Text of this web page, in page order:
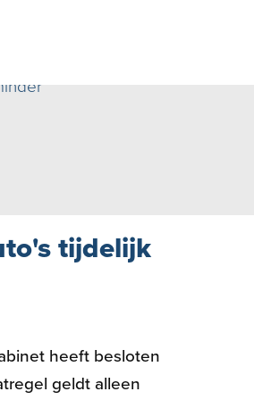
tijdelijk
heeft besloten
geldt alleen